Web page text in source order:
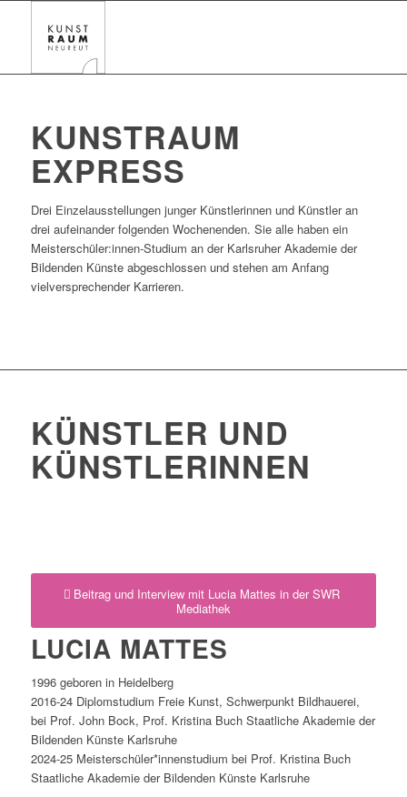
KUNSTRAUM
EXPRESS
Drei Einzelausstellungen junger Künstlerinnen und Künstler an
drei aufeinander folgenden Wochenenden. Sie alle haben ein
Meisterschüler:innen-Studium an der Karlsruher Akademie der
Bildenden Künste abgeschlossen und stehen am Anfang
vielversprechender Karrieren.
KÜNSTLER UND
KÜNSTLERINNEN
Beitrag und Interview mit Lucia Mattes in der SWR
Mediathek
LUCIA MATTES
1996 geboren in Heidelberg
2016-24 Diplomstudium Freie Kunst, Schwerpunkt Bildhauerei,
bei Prof. John Bock, Prof. Kristina Buch Staatliche Akademie der
Bildenden Künste Karlsruhe
2024-25 Meisterschüler*innenstudium bei Prof. Kristina Buch
Staatliche Akademie der Bildenden Künste Karlsruhe